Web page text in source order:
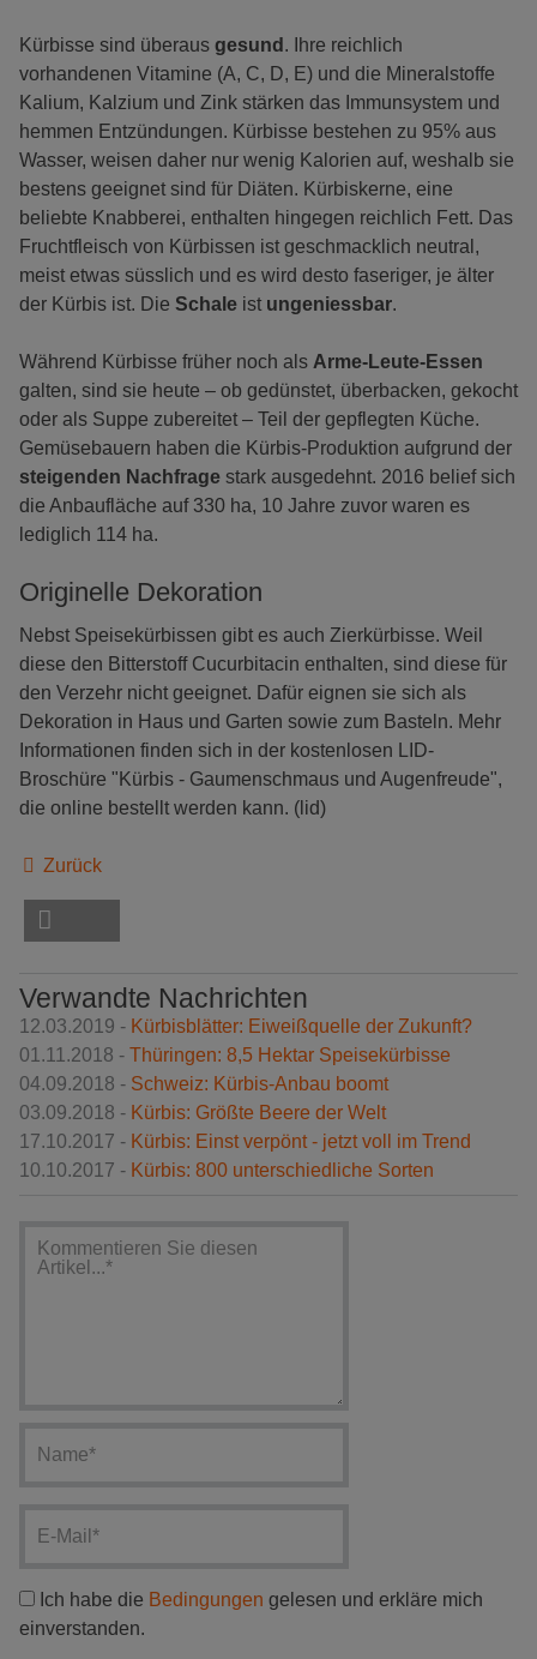
Kürbisse sind überaus gesund . Ihre reichlich
vorhandenen Vitamine (A, C, D, E) und die Mineralstoffe
Kalium, Kalzium und Zink stärken das Immunsystem und
hemmen Entzündungen. Kürbisse bestehen zu 95% aus
Wasser, weisen daher nur wenig Kalorien auf, weshalb sie
bestens geeignet sind für Diäten. Kürbiskerne, eine
beliebte Knabberei, enthalten hingegen reichlich Fett. Das
Fruchtfleisch von Kürbissen ist geschmacklich neutral,
meist etwas süsslich und es wird desto faseriger, je älter
der Kürbis ist. Die Schale ist ungeniessbar.
Während Kürbisse früher noch als Arme-Leute-Essen
galten, sind sie heute – ob gedünstet, überbacken, gekocht
oder als Suppe zubereitet – Teil der gepflegten Küche.
Gemüsebauern haben die Kürbis-Produktion aufgrund der
steigenden Nachfrage stark ausgedehnt. 2016 belief sich
die Anbaufläche auf 330 ha, 10 Jahre zuvor waren es
lediglich 114 ha.
Originelle Dekoration
Nebst Speisekürbissen gibt es auch Zierkürbisse. Weil
diese den Bitterstoff Cucurbitacin enthalten, sind diese für
den Verzehr nicht geeignet. Dafür eignen sie sich als
Dekoration in Haus und Garten sowie zum Basteln. Mehr
Informationen finden sich in der kostenlosen LID-
Broschüre "Kürbis - Gaumenschmaus und Augenfreude",
die online bestellt werden kann. (lid)
Zurück
Verwandte Nachrichten
12.03.2019 - Kürbisblätter: Eiweißquelle der Zukunft?
01.11.2018 - Thüringen: 8,5 Hektar Speisekürbisse
04.09.2018 - Schweiz: Kürbis-Anbau boomt
03.09.2018 - Kürbis: Größte Beere der Welt
17.10.2017 - Kürbis: Einst verpönt - jetzt voll im Trend
10.10.2017 - Kürbis: 800 unterschiedliche Sorten
Ich habe die Bedingungen gelesen und erkläre mich
einverstanden.